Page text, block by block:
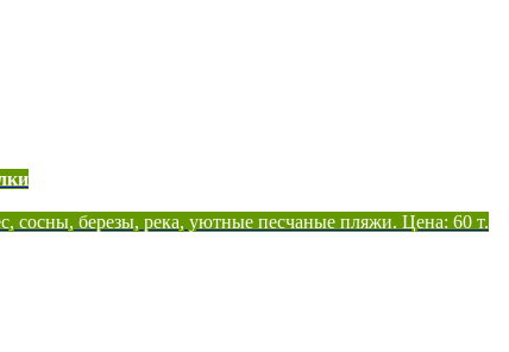
сосны, березы, река, уютные песчаные пляжи. Цена: 60 т.